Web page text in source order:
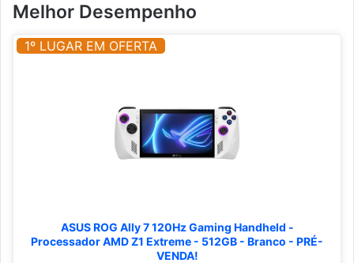
Melhor Desempenho
1º LUGAR EM OFERTA
ASUS ROG Ally 7 120Hz Gaming Handheld -
Processador AMD Z1 Extreme - 512GB - Branco - PRÉ-
VENDA!